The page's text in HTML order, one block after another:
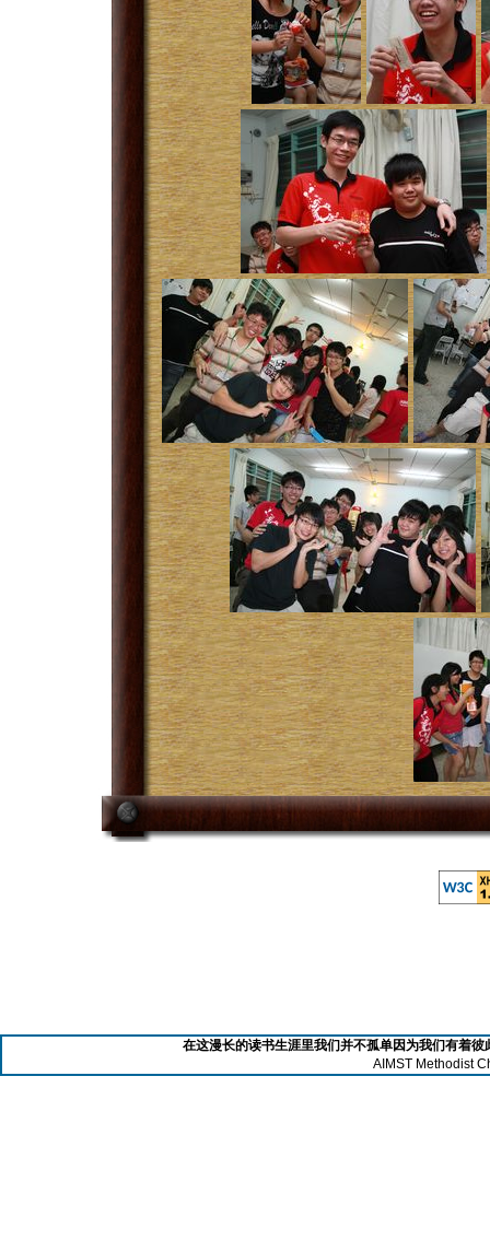
在这漫长的读书生涯里我们并不孤单因为我们有着
AIMST Methodist